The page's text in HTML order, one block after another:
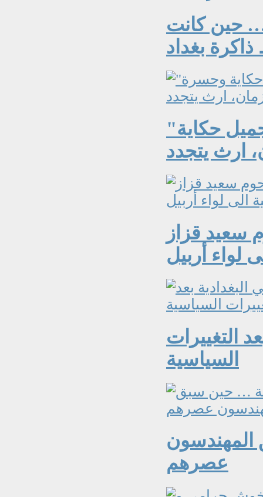
حين كانت
بغداد
"الحنين الى حياة الماضي الجميل حكاية
سعيد قزاز
التغييرات
السياسية
المهندسون
عصرهم